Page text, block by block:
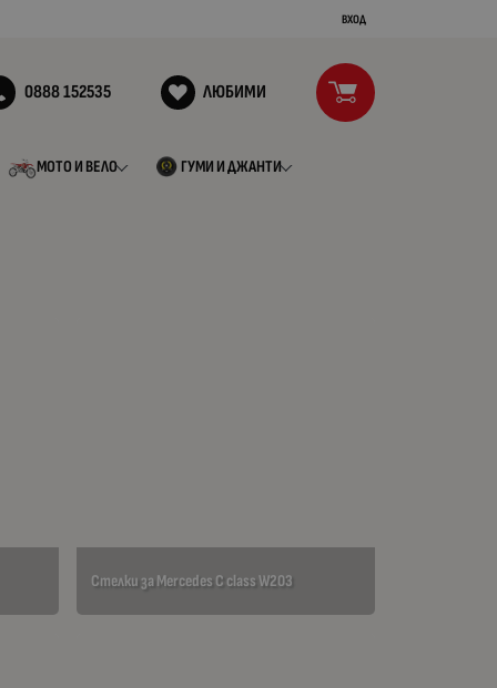
ВХОД
0888 152535 ЛЮБИМИ
МОТО И ВЕЛО ГУМИ И ДЖАНТИ
Стелки за Mercedes C class W203